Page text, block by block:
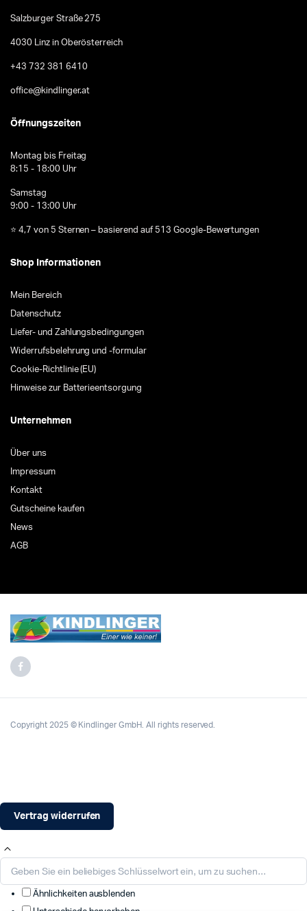
Salzburger Straße 275
4030 Linz in Oberösterreich
+43 732 381 6410
office@kindlinger.at
Öffnungszeiten
Montag bis Freitag
8:15 - 18:00 Uhr
Samstag
9:00 - 13:00 Uhr
⭐ 4,7 von 5 Sternen – basierend auf 513 Google-Bewertungen
Shop Informationen
Mein Bereich
Datenschutz
Liefer- und Zahlungsbedingungen
Widerrufsbelehrung und -formular
Cookie-Richtlinie (EU)
Hinweise zur Batterieentsorgung
Unternehmen
Über uns
Impressum
Kontakt
Gutscheine kaufen
News
AGB
Copyright 2025 © Kindlinger GmbH. All rights reserved.
Vertrag widerrufen
Ähnlichkeiten ausblenden